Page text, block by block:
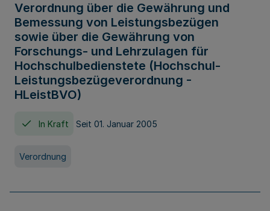
Verordnung über die Gewährung und
Bemessung von Leistungsbezügen
sowie über die Gewährung von
Forschungs- und Lehrzulagen für
Hochschulbedienstete (Hochschul-
Leistungsbezügeverordnung -
HLeistBVO)
In Kraft Seit 01. Januar 2005
Verordnung